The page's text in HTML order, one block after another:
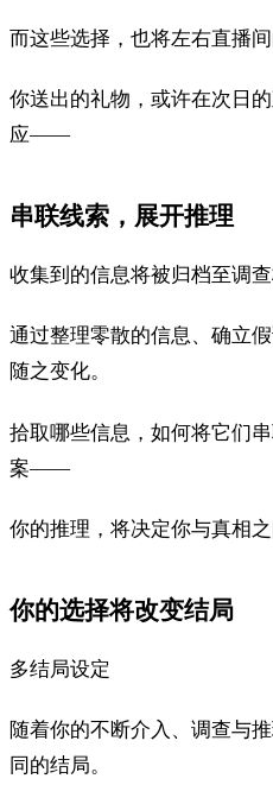
而这些选择，也将左右直播间
你送出的礼物，或许在次日
应——
串联线索，展开推理
收集到的信息将被归档至调查
通过整理零散的信息、确立
随之变化。
拾取哪些信息，如何将它们
案——
你的推理，将决定你与真相
你的选择将改变结局
多结局设定
随着你的不断介入、调查与
同的结局。